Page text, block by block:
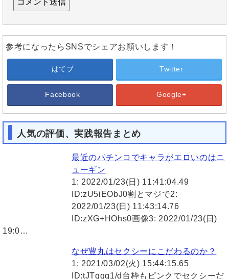
参考になったらSNSでシェアお願いします！
はてブ Twitter
Facebook Google+
人気の評価、実践報告まとめ
最近のパチンコでキャラがエロいのはニ
ューギン
1: 2022/01/23(日) 11:41:04.49
ID:zU5iEObJ0割とマジで2:
2022/01/23(日) 11:43:14.76
ID:zXG+HOhs0画像3: 2022/01/23(日)
19:0…
なぜ豊丸はセクシーにこだわるのか？
1: 2021/03/02(火) 15:44:15.65
ID:tJTqgq1/d台枠もピンクでセクシーだ